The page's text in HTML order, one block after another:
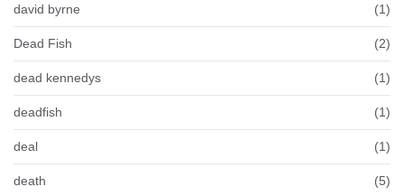
david byrne (1)
Dead Fish (2)
dead kennedys (1)
deadfish (1)
deal (1)
death (5)